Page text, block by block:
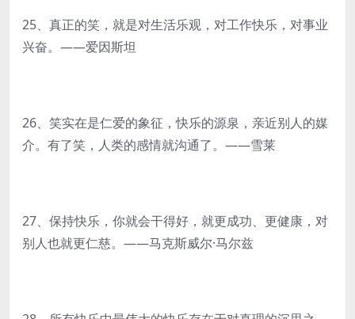
25、真正的笑，就是对生活乐观，对工作快乐，对事业
兴奋。——爱因斯坦
26、笑实在是仁爱的象征，快乐的源泉，亲近别人的媒
介。有了笑，人类的感情就沟通了。——雪莱
27、保持快乐，你就会干得好，就更成功、更健康，对
别人也就更仁慈。——马克斯威尔·马尔兹